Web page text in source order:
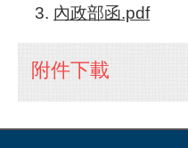
內政部函.pdf
附件下載